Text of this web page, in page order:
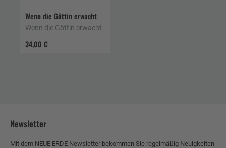
Wenn die Göttin erwacht
34,00 €
Wenn die Göttin erwacht
Newsletter
Mit dem NEUE ERDE Newsletter bekommen Sie regelmäßig Neuigkeiten